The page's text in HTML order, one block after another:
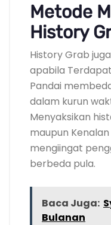
Metode
History
History Grab
apabila
Pandai
dalam kurun
Menyaksikan
maupun
mengiingat
berbeda pula.
Baca Juga:
Bulanan